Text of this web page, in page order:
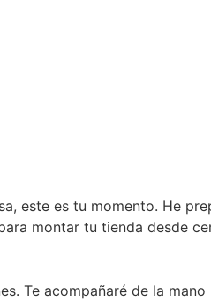
este es tu momento. He
montar tu tienda desde
Te acompañaré de la mano